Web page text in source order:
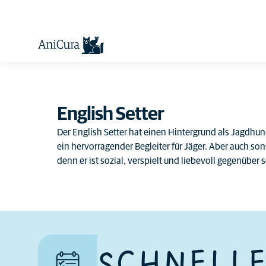
English Setter
Der English Setter hat einen Hintergrund als
ein hervorragender Begleiter für Jäger. Aber auch
denn er ist sozial, verspielt und liebevoll gegenüber
zu sein als andere.